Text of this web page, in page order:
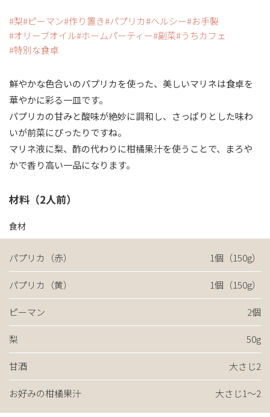
梨 ピーマン 作り置き パプリカ ヘルシー お手製
オリーブオイル ホームパーティー 副菜 うちカフェ
特別な食卓
鮮やかな色合いのパプリカを使った、美しいマリネは食卓を
華やかに彩る一皿です。
パプリカの甘みと酸味が絶妙に調和し、さっぱりとした味わ
いが前菜にぴったりですね。
マリネ液に梨、酢の代わりに柑橘果汁を使うことで、まろや
かで香り高い一品になります。
材料（2人前）
食材
パプリカ（赤） 1個（150g）
パプリカ（黄） 1個（150g）
ピーマン 2個
梨 50g
甘酒 大さじ2
お好みの柑橘果汁 大さじ1〜2